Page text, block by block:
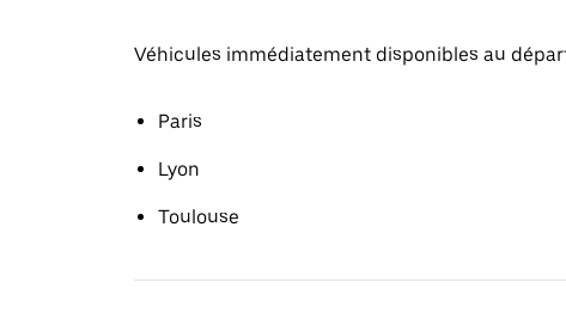
Véhicules immédiatement disponibles au
Paris
Lyon
Toulouse